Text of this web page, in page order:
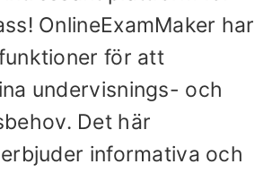
OnlineExamMaker har
för att
undervisnings- och
Det här
informativa och